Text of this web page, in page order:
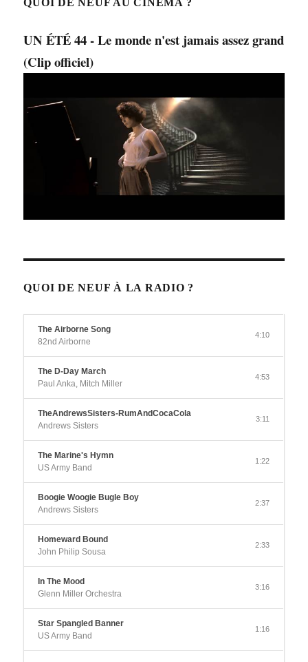
QUOI DE NEUF AU CINÉMA ?
UN ÉTÉ 44 - Le monde n'est jamais assez grand
(Clip officiel)
QUOI DE NEUF À LA RADIO ?
The Airborne Song
82nd Airborne
4:10
The D-Day March
Paul Anka, Mitch Miller
4:53
TheAndrewsSisters-RumAndCocaCola
Andrews Sisters
3:11
The Marine's Hymn
US Army Band
1:22
Boogie Woogie Bugle Boy
Andrews Sisters
2:37
Homeward Bound
John Philip Sousa
2:33
In The Mood
Glenn Miller Orchestra
3:16
Star Spangled Banner
US Army Band
1:16